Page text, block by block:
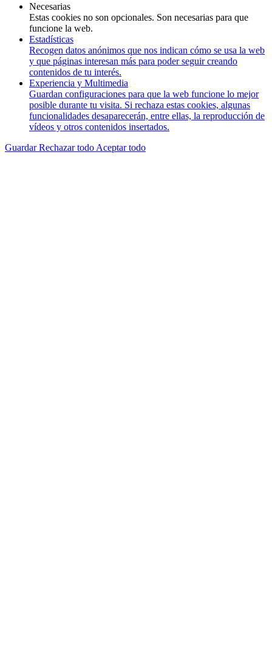
Necesarias
Estas cookies no son opcionales. Son necesarias para que
funcione la web.
Estadísticas
Recogen datos anónimos que nos indican cómo se usa la web
y que páginas interesan más para poder seguir creando
contenidos de tu interés.
Experiencia y Multimedia
Guardan configuraciones para que la web funcione lo mejor
posible durante tu visita. Si rechaza estas cookies, algunas
funcionalidades desaparecerán, entre ellas, la reproducción de
vídeos y otros contenidos insertados.
GuardarRechazar todo Aceptar todo